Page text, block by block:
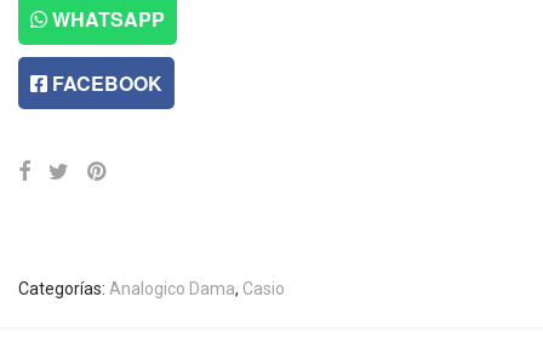
WHATSAPP
FACEBOOK
Categorías: Analogico Dama, Casio